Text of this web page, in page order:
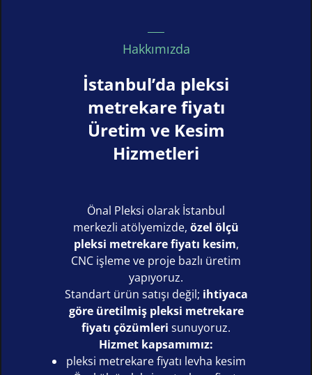
Hakkımızda
İstanbul’da pleksi
metrekare fiyatı
Üretim ve Kesim
Hizmetleri
Önal Pleksi olarak İstanbul
merkezli atölyemizde, özel ölçü
pleksi metrekare fiyatı kesim,
CNC işleme ve proje bazlı üretim
yapıyoruz.
Standart ürün satışı değil; ihtiyaca
göre üretilmiş pleksi metrekare
fiyatı çözümleri sunuyoruz.
Hizmet kapsamımız:
pleksi metrekare fiyatı levha kesim